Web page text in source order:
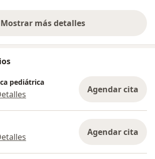
Mostrar más detalles
sobre la experiencia
pediátrica
Agendar cita
Agendar cita